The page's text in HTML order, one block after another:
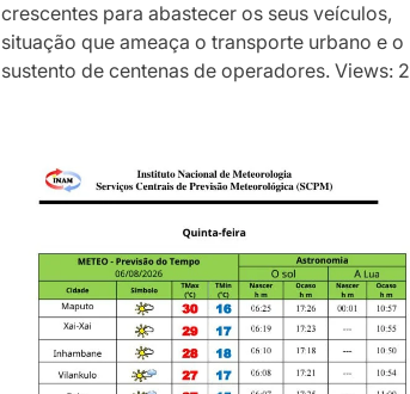
crescentes para abastecer os seus veículos,
situação que ameaça o transporte urbano e o
sustento de centenas de operadores. Views: 2